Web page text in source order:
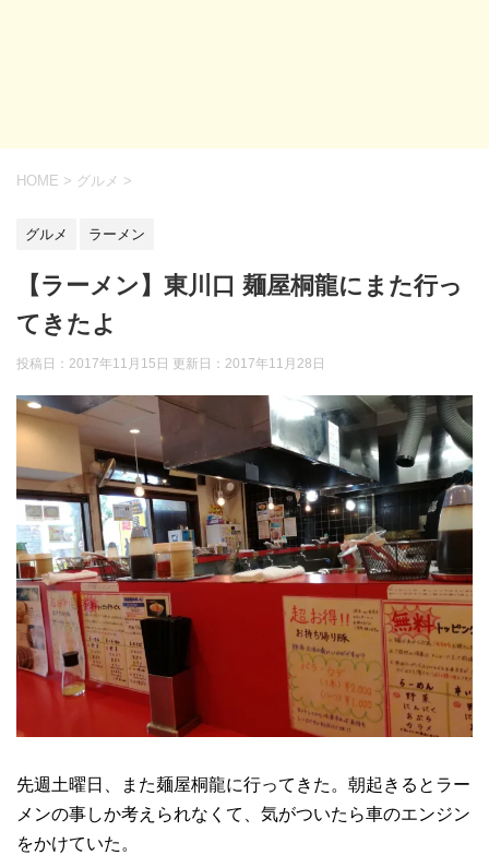
HOME > グルメ >
グルメ ラーメン
【ラーメン】東川口 麺屋桐龍にまた行っ
てきたよ
投稿日：2017年11月15日 更新日： 2017年11月28日
先週土曜日、また麺屋桐龍に行ってきた。朝起きるとラー
メンの事しか考えられなくて、気がついたら車のエンジン
をかけていた。